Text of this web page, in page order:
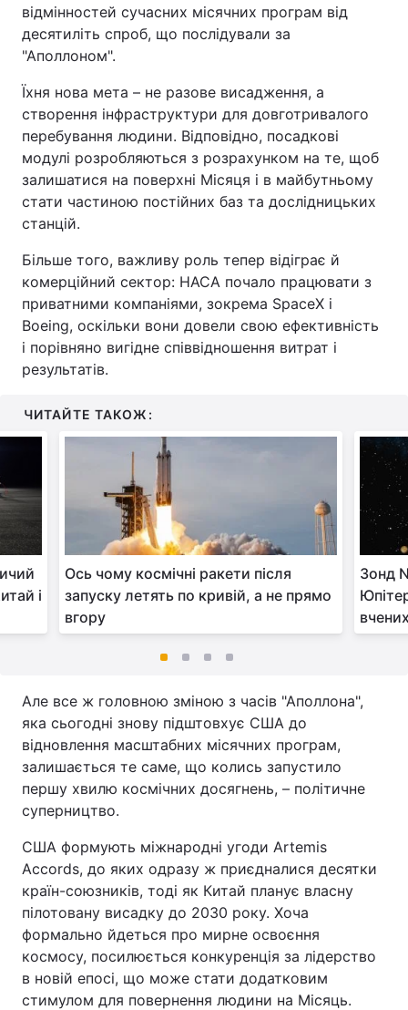
відмінностей сучасних місячних програм від
десятиліть спроб, що послідували за
"Аполлоном".
Їхня нова мета – не разове висадження, а
створення інфраструктури для довготривалого
перебування людини. Відповідно, посадкові
модулі розробляються з розрахунком на те, щоб
залишатися на поверхні Місяця і в майбутньому
стати частиною постійних баз та дослідницьких
станцій.
Більше того, важливу роль тепер відіграє й
комерційний сектор: НАСА почало працювати з
приватними компаніями, зокрема SpaceX і
Boeing, оскільки вони довели свою ефективність
і порівняно вигідне співвідношення витрат і
результатів.
ЧИТАЙТЕ ТАКОЖ:
і
Ось чому космічні ракети після
запуску летять по кривій, а не прямо
вгору
Зонд
Але все ж головною зміною з часів "Аполлона",
яка сьогодні знову підштовхує США до
відновлення масштабних місячних програм,
залишається те саме, що колись запустило
першу хвилю космічних досягнень, – політичне
суперництво.
США формують міжнародні угоди Artemis
Accords, до яких одразу ж приєдналися десятки
країн-союзників, тоді як Китай планує власну
пілотовану висадку до 2030 року. Хоча
формально йдеться про мирне освоєння
космосу, посилюється конкуренція за лідерство
в новій епосі, що може стати додатковим
стимулом для повернення людини на Місяць.